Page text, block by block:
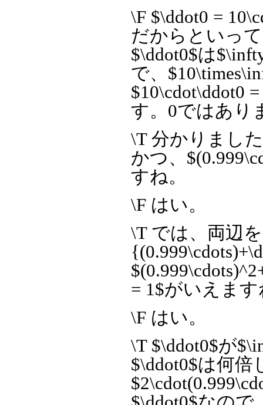
\F $\ddot0 =
だからといっ
$\ddot0$は
で、
$10\cdot\ddot0
す。0ではあり
\T 分かりまし
かつ、
すね。
\F はい。
\T では、両辺
= 1$がいえま
\F はい。
\T $\ddot0$が
$\ddot0$は何倍